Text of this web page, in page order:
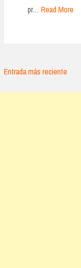
pr… Read More
Entrada más reciente